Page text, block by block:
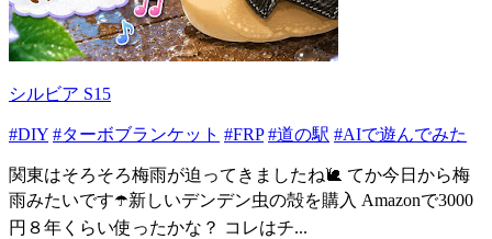
シルビア S15
#DIY #ターボブランケット #FRP #道の駅 #AIで遊んでみた
関東はそろそろ梅雨が迫ってきましたね🐌 てか今日から梅
雨みたいです☂️新しいデンデン虫の殻を購入 Amazonで3000
円８年くらい使ったかな？ コレはチ...